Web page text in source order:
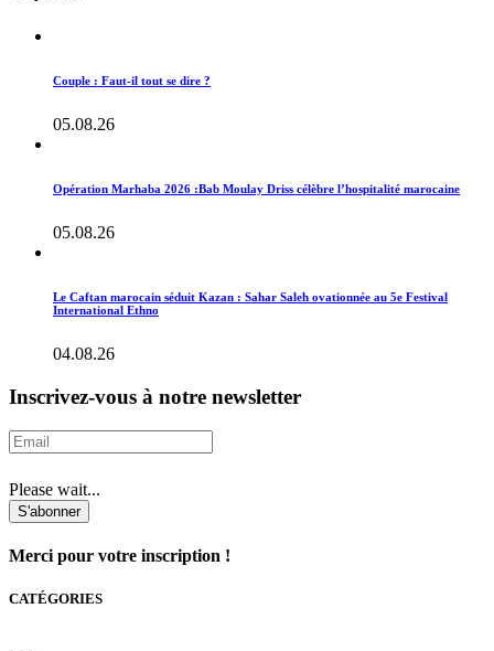
Couple : Faut-il tout se dire ?
05.08.26
Opération Marhaba 2026 :Bab Moulay Driss célèbre l’hospitalité marocaine
05.08.26
Le Caftan marocain séduit Kazan : Sahar Saleh ovationnée au 5e Festival
International Ethno
04.08.26
Inscrivez-vous à notre newsletter
Please wait...
S'abonner
Merci pour votre inscription !
CATÉGORIES